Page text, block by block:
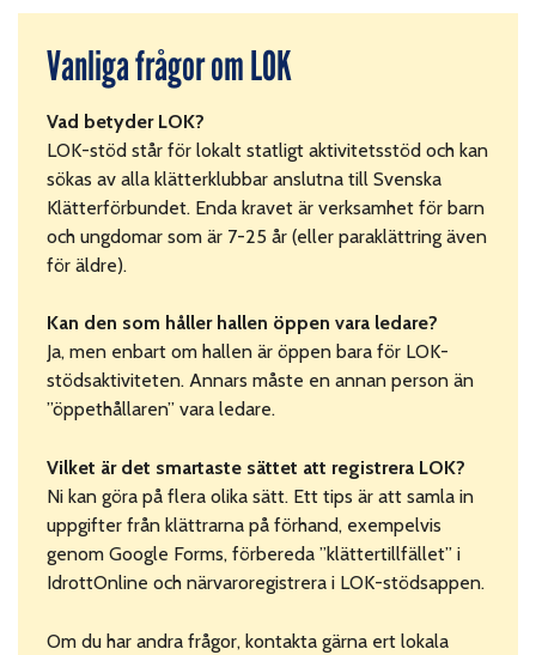
Vanliga frågor om LOK
Vad betyder LOK?
LOK-stöd står för lokalt statligt aktivitetsstöd och kan
sökas av alla klätterklubbar anslutna till Svenska
Klätterförbundet. Enda kravet är verksamhet för barn
och ungdomar som är 7-25 år (eller paraklättring även
för äldre).
Kan den som håller hallen öppen vara ledare?
Ja, men enbart om hallen är öppen bara för LOK-
stödsaktiviteten. Annars måste en annan person än
”öppethållaren” vara ledare.
Vilket är det smartaste sättet att registrera LOK?
Ni kan göra på flera olika sätt. Ett tips är att samla in
uppgifter från klättrarna på förhand, exempelvis
genom Google Forms, förbereda ”klättertillfället” i
IdrottOnline och närvaroregistrera i LOK-stödsappen.
Om du har andra frågor, kontakta gärna ert lokala